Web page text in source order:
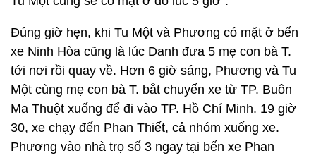
Đúng giờ hẹn, khi Tu Một và Phương có mặt ở bến
xe Ninh Hòa cũng là lúc Danh đưa 5 mẹ con bà T.
tới nơi rồi quay về. Hơn 6 giờ sáng, Phương và Tu
Một cùng mẹ con bà T. bắt chuyến xe từ TP. Buôn
Ma Thuột xuống để đi vào TP. Hồ Chí Minh. 19 giờ
30, xe chạy đến Phan Thiết, cả nhóm xuống xe.
Phương vào nhà trọ số 3 ngay tại bến xe Phan